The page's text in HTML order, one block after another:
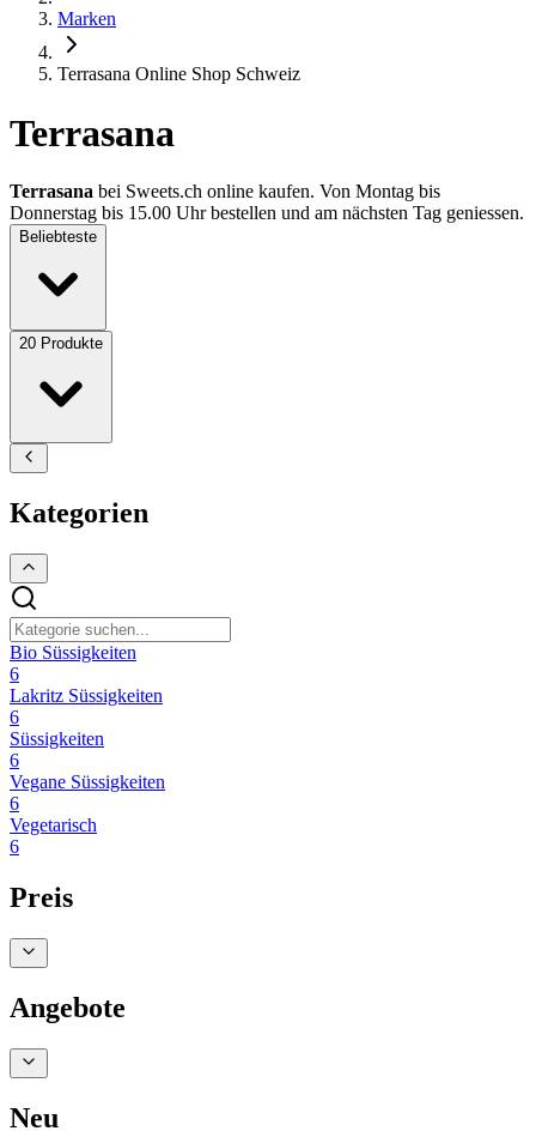
Marken
Terrasana Online Shop Schweiz
Terrasana
Terrasana bei Sweets.ch online kaufen. Von Montag bis
Donnerstag bis 15.00 Uhr bestellen und am nächsten Tag geniessen.
Beliebteste
20 Produkte
Kategorien
Bio Süssigkeiten
6
Lakritz Süssigkeiten
6
Süssigkeiten
6
Vegane Süssigkeiten
6
Vegetarisch
6
Preis
Angebote
Neu